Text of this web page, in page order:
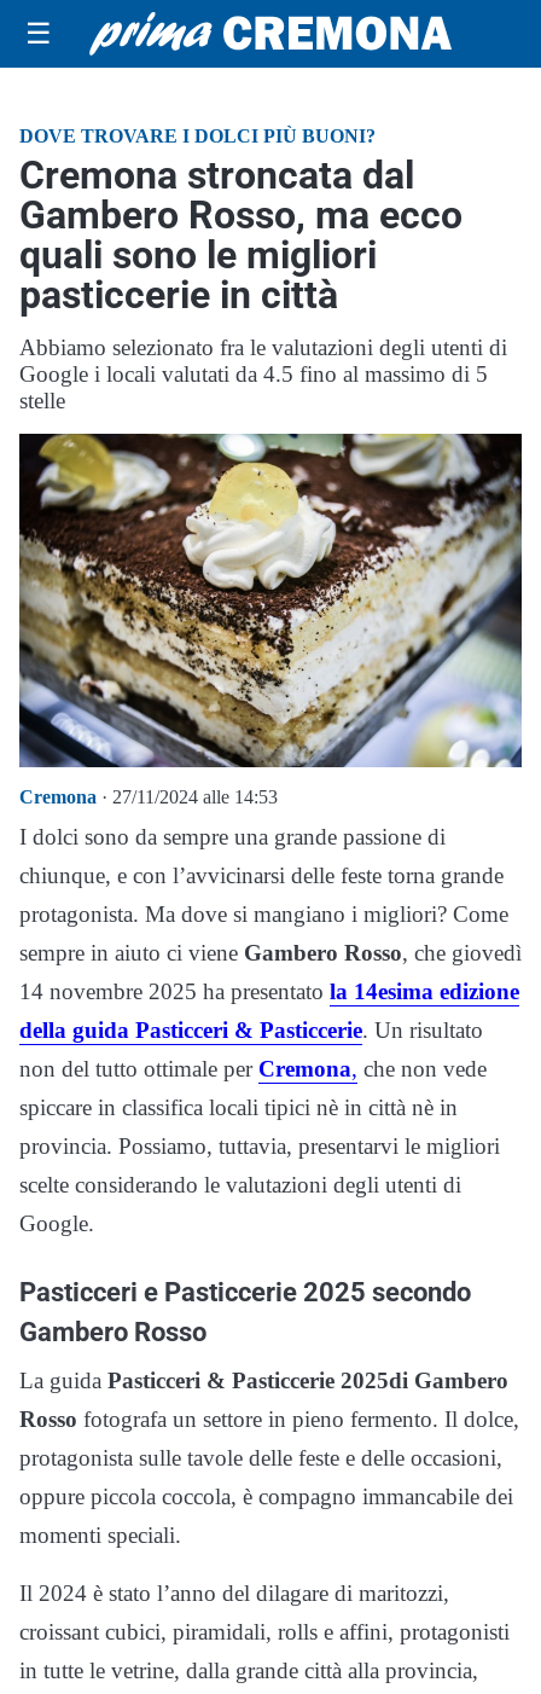
☰
DOVE TROVARE I DOLCI PIÙ BUONI?
Cremona stroncata dal
Gambero Rosso, ma ecco
quali sono le migliori
pasticcerie in città
Abbiamo selezionato fra le valutazioni degli utenti di
Google i locali valutati da 4.5 fino al massimo di 5
stelle
Cremona · 27/11/2024 alle 14:53
I dolci sono da sempre una grande passione di
chiunque, e con l’avvicinarsi delle feste torna grande
protagonista. Ma dove si mangiano i migliori? Come
sempre in aiuto ci viene Gambero Rosso, che giovedì
14 novembre 2025 ha presentato la 14esima edizione
della guida Pasticceri & Pasticcerie. Un risultato
non del tutto ottimale per Cremona, che non vede
spiccare in classifica locali tipici nè in città nè in
provincia. Possiamo, tuttavia, presentarvi le migliori
scelte considerando le valutazioni degli utenti di
Google.
Pasticceri e Pasticcerie 2025 secondo
Gambero Rosso
La guida Pasticceri & Pasticcerie 2025di Gambero
Rosso fotografa un settore in pieno fermento. Il dolce,
protagonista sulle tavole delle feste e delle occasioni,
oppure piccola coccola, è compagno immancabile dei
momenti speciali.
Il 2024 è stato l’anno del dilagare di maritozzi,
croissant cubici, piramidali, rolls e affini, protagonisti
in tutte le vetrine, dalla grande città alla provincia,